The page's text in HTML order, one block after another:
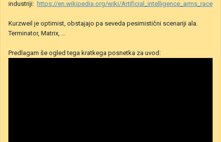
industriji: https://en.wikipedia.org/wiki/Artificial_intelligence_arms_race
Kurzweil je optimist, obstajajo pa seveda pesimistični scenariji ala.
Terminator, Matrix, ...
Predlagam še ogled tega kratkega posnetka za uvod: